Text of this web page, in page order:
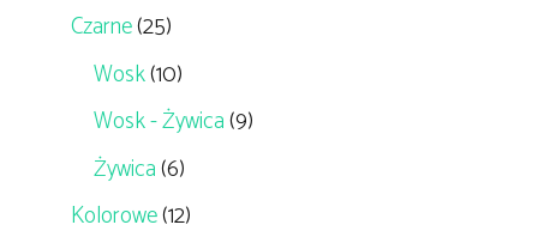
Czarne(25)
Wosk(10)
Wosk - Żywica(9)
Żywica(6)
Kolorowe(12)